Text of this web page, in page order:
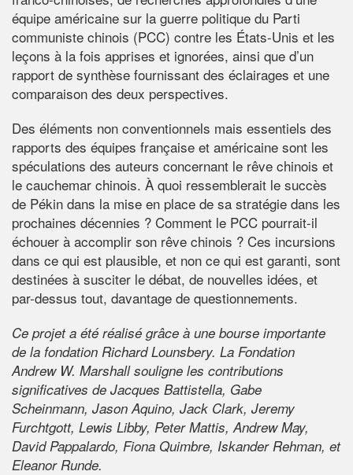
équipe américaine sur la guerre politique du Parti
communiste chinois (PCC) contre les États-Unis et les
leçons à la fois apprises et ignorées, ainsi que d’un
rapport de synthèse fournissant des éclairages et une
comparaison des deux perspectives.
Des éléments non conventionnels mais essentiels des
rapports des équipes française et américaine sont les
spéculations des auteurs concernant le rêve chinois et
le cauchemar chinois. À quoi ressemblerait le succès
de Pékin dans la mise en place de sa stratégie dans les
prochaines décennies ? Comment le PCC pourrait-il
échouer à accomplir son rêve chinois ? Ces incursions
dans ce qui est plausible, et non ce qui est garanti, sont
destinées à susciter le débat, de nouvelles idées, et
par-dessus tout, davantage de questionnements.
Ce projet a été réalisé grâce à une bourse importante
de la fondation Richard Lounsbery. La Fondation
Andrew W. Marshall souligne les contributions
significatives de Jacques Battistella, Gabe
Scheinmann, Jason Aquino, Jack Clark, Jeremy
Furchtgott, Lewis Libby, Peter Mattis, Andrew May,
David Pappalardo, Fiona Quimbre, Iskander Rehman, et
Eleanor Runde.